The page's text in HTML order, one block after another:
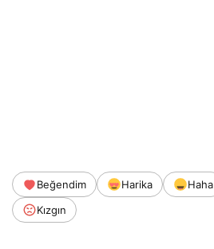
Beğendim Harika Haha
Kızgın